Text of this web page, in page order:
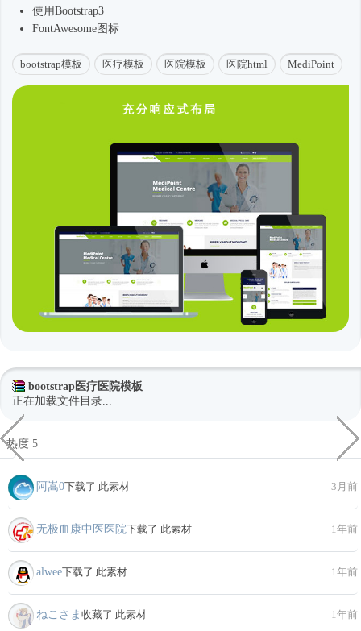
使用Bootstrap3
FontAwesome图标
bootstrap模板 医疗模板 医院模板 医院html MediPoint
bootstrap医疗医院模板
正在加载文件目录...
热度 5
阿嵩0下载了 此素材 3月前
无极血康中医医院下载了 此素材 1年前
alwee下载了 此素材 1年前
ねこさま 收藏了 此素材 1年前